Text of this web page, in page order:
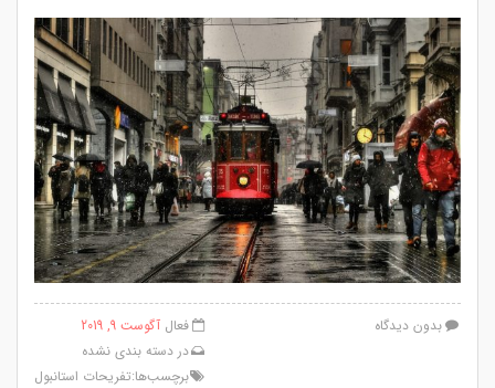
فعال آگوست 9, 2019
در دسته بندی نشده
برچسب‌ها:تفریحات استانبول
بدون دیدگاه